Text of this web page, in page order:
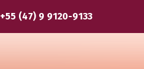
+55 (47) 9 9120-9133